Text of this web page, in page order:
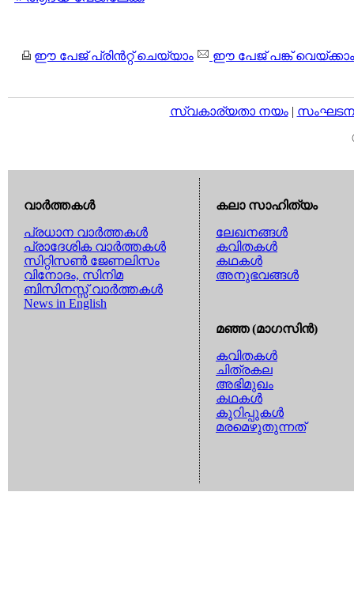
ഈ പേജ് പ്രിന്‍റ്റ് ചെയ്യാം ഈ പേജ് പങ്ക് വെയ്ക്കാം
സ്വകാര്യതാ നയം|
വാര്‍ത്തകള്‍
പ്രധാന വാര്‍ത്തകള്‍
പ്രാദേശിക വാര്‍ത്തകള്‍
സിറ്റിസണ്‍ ജേണലിസം
വിനോദം, സിനിമ
ബിസിനസ്സ് വാര്‍ത്തകള്‍
News in English
കലാ സാഹിത്യം
ലേഖനങ്ങള്‍
കവിതകള്‍
കഥകള്‍
അനുഭവങ്ങള്‍
മഞ്ഞ (മാഗസിന്‍)
കവിതകള്‍
ചിത്രകല
അഭിമുഖം
കഥകള്‍
കുറിപ്പുകള്‍
മരമെഴുതുന്നത്